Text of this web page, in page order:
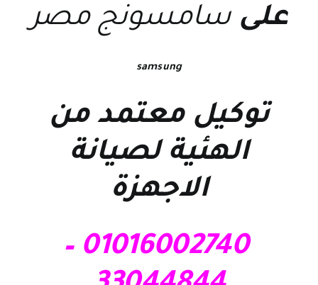
علىسامسونج مصر
samsung
توكيل معتمد من
الهئية لصيانة
الاجهزة
01016002740 –